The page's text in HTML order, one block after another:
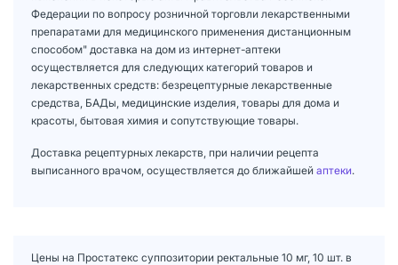
Федерации по вопросу розничной торговли лекарственными
препаратами для медицинского применения дистанционным
способом" доставка на дом из интернет-аптеки
осуществляется для следующих категорий товаров и
лекарственных средств: безрецептурные лекарственные
средства, БАДы, медицинские изделия, товары для дома и
красоты, бытовая химия и сопутствующие товары.
Доставка рецептурных лекарств, при наличии рецепта
выписанного врачом, осуществляется до ближайшей аптеки.
Цены на Простатекс суппозитории ректальные 10 мг, 10 шт. в